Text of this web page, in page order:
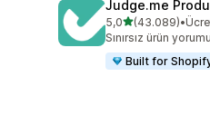
Judge.me
5,05 yıldız
(43.089)
toplam 43089 •
Sınırsız ürün
Built for